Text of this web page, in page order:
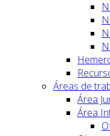
Áreas de
Área
Área